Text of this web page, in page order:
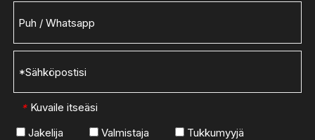
* Kuvaile itseäsi
Jakelija
Valmistaja
Tukkumyyjä